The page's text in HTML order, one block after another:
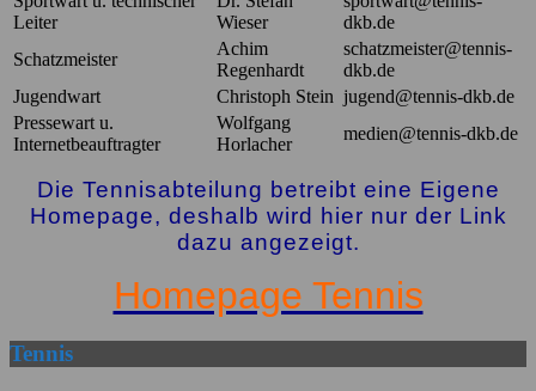
Leiter
Wieser
dkb.de
Schatzmeister
Achim
Regenhardt
schatzmeister@tennis-
dkb.de
Jugendwart
Christoph Stein jugend@tennis-dkb.de
Pressewart u.
Internetbeauftragter
Wolfgang
Horlacher
medien@tennis-dkb.de
Die Tennisabteilung betreibt eine Eigene
Homepage, deshalb wird hier nur der Link
dazu angezeigt.
Homepage Tennis
Tennis